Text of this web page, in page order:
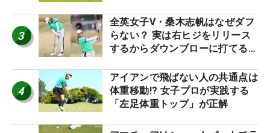
3
全英女子V・桑木志帆はなぜダフ
らない？ 実は右ヒジをリリース
するからダウンブローに打てる #
4
アイアンで飛ばない人の共通点は
体重移動!? 女子プロが実践する
「左足体重トップ」が正解